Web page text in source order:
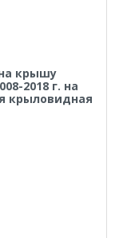
на крышу
2018 г. на
крыловидная